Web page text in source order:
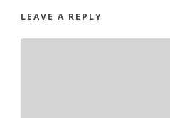
LEAVE A REPLY